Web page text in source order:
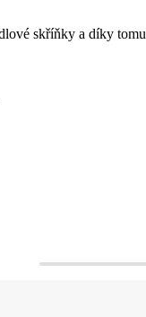
skříňky a díky